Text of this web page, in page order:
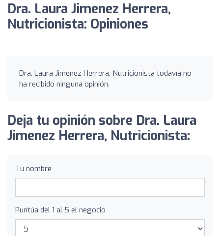
Dra. Laura Jimenez Herrera,
Nutricionista: Opiniones
Dra. Laura Jimenez Herrera, Nutricionista todavía no
ha recibido ninguna opinión.
Deja tu opinión sobre Dra. Laura
Jimenez Herrera, Nutricionista:
Tu nombre
Puntúa del 1 al 5 el negocio